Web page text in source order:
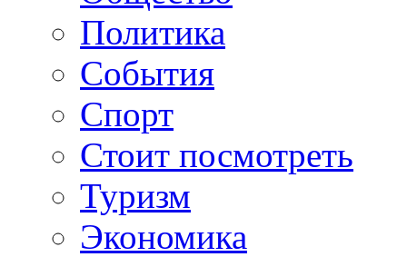
Политика
События
Спорт
Стоит посмотреть
Туризм
Экономика